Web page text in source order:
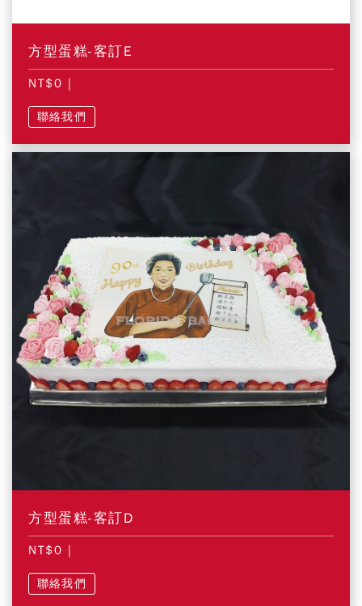
方型蛋糕-客訂E
NT$0 |
聯絡我們
方型蛋糕-客訂D
NT$0 |
聯絡我們